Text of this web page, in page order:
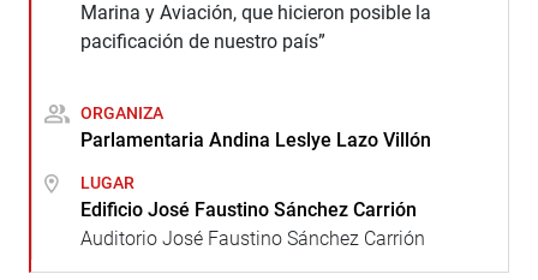
Marina y Aviación, que hicieron posible la
pacificación de nuestro país”
ORGANIZA
Parlamentaria Andina Leslye Lazo Villón
LUGAR
Edificio José Faustino Sánchez Carrión
Auditorio José Faustino Sánchez Carrión